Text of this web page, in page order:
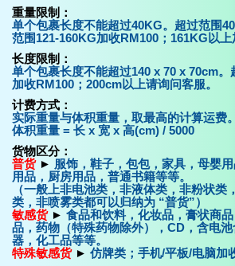
重量限制：
单个包裹长度不能超过40KG。超过范围
范围121-160KG加收RM100；161KG以上
长度限制：
单个包裹长度不能超过140 x 70 x 70cm。
加收RM100；200cm以上请询问客服。
计费方式：
实际重量与体积重量，取最高的计算运费。
体积重量 = 长 x 宽 x 高(cm) / 5000
货物区分：
普货 ► 服饰，鞋子，包包，家具，母婴
用品，厨房用品，普通书籍等等。
（一般上非电池类，非液体类，非粉状类
类，非喷雾类都可以归纳为 “普货”）
敏感货 ► 食品和饮料，化妆品，膏状商
品，药物（特殊药物除外），CD，含电
器，化工品等等。
特殊敏感货 ► 仿牌类；手机/平板/电脑加